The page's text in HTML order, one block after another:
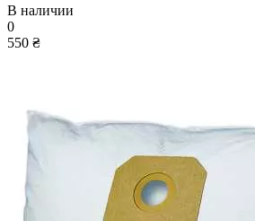
В наличии
0
550 ₴